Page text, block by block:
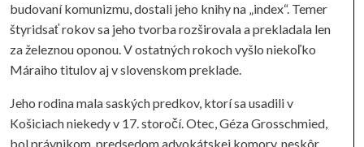
budovaní komunizmu, dostali jeho knihy na „index“. Temer
štyridsať rokov sa jeho tvorba rozširovala a prekladala len
za železnou oponou. V ostatných rokoch vyšlo niekoľko
Máraiho titulov aj v slovenskom preklade.
Jeho rodina mala saských predkov, ktorí sa usadili v
Košiciach niekedy v 17. storočí. Otec, Géza Grosschmied,
bol právnikom, predsedom advokátskej komory, neskôr